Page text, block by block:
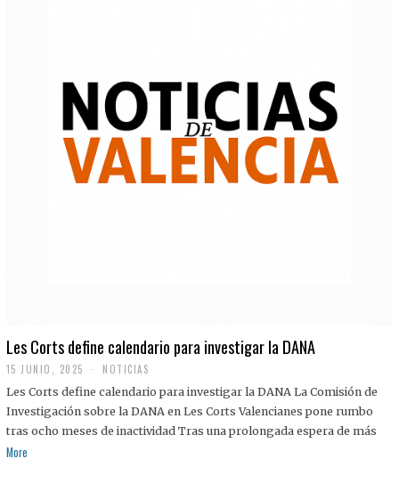
Les Corts define calendario para investigar la DANA
15 JUNIO, 2025 NOTICIAS
Les Corts define calendario para investigar la DANA La Comisión de
Investigación sobre la DANA en Les Corts Valencianes pone rumbo
tras ocho meses de inactividad Tras una prolongada espera de más
More